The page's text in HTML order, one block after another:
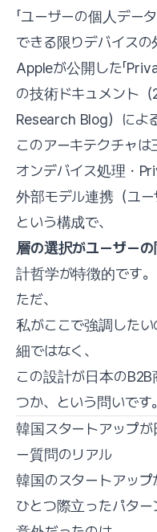
「ユーザーの個人データ
できる限りデバイスの
Appleが公開した「
の技術ドキュメント
Research Blog）によ
このアーキテクチャは
オンデバイス処理・
外部モデル連携（ユー
という構成で、
層の選択がユーザー
計哲学が特徴的です。
ただ、
私がここで強調した
細ではなく、
この設計が日本の
つか、という問いです。
韓国スタートアップ
ー質問のリアル
韓国のスタートアップ
ひとつ際立ったパター